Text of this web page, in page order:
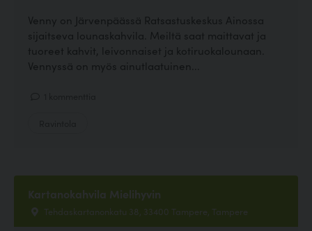
Venny on Järvenpäässä Ratsastuskeskus Ainossa
sijaitseva lounaskahvila. Meiltä saat maittavat ja
tuoreet kahvit, leivonnaiset ja kotiruokalounaan.
Vennyssä on myös ainutlaatuinen...
Kartanokahvila Mielihyvin
Tehdaskartanonkatu 38, 33400 Tampere, Tampere